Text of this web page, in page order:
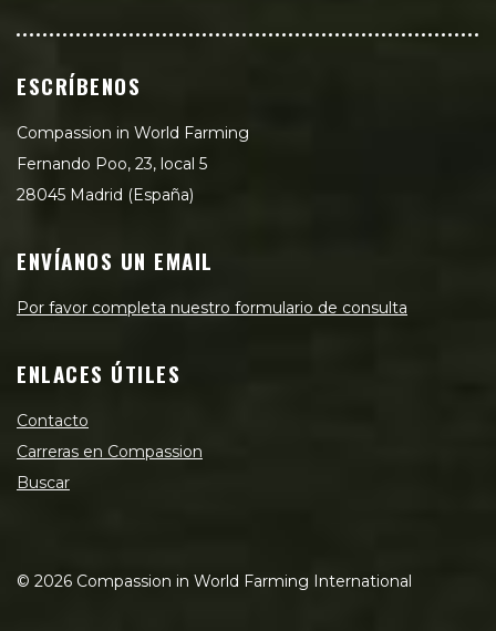
ESCRÍBENOS
Compassion in World Farming
Fernando Poo, 23, local 5
28045 Madrid (España)
ENVÍANOS UN EMAIL
Por favor completa nuestro formulario de consulta
ENLACES ÚTILES
Contacto
Carreras en Compassion
Buscar
© 2026 Compassion in World Farming International